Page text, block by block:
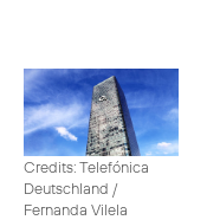
Credits: Telefónica
Deutschland /
Fernanda Vilela